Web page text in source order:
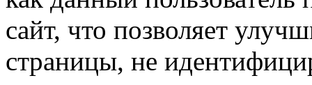
сайт, что позволяет
страницы, не